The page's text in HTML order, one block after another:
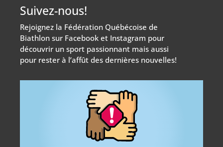
Suivez-nous!
Rejoignez la Fédération Québécoise de
Biathlon sur Facebook et Instagram pour
découvrir un sport passionnant mais aussi
pour rester à l’affût des dernières nouvelles!